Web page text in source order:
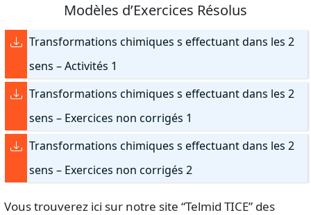
Modèles d’Exercices Résolus
Transformations chimiques s effectuant dans les 2
sens – Activités 1
Transformations chimiques s effectuant dans les 2
sens – Exercices non corrigés 1
Transformations chimiques s effectuant dans les 2
sens – Exercices non corrigés 2
Vous trouverez ici sur notre site “Telmid TICE” des